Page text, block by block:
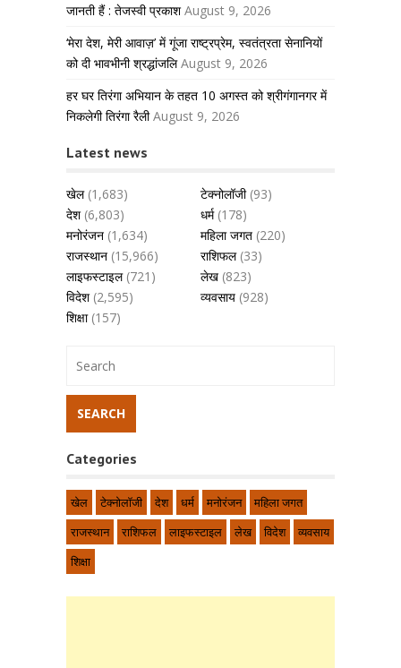
जानती हैं : तेजस्वी प्रकाश August 9, 2026
‘मेरा देश, मेरी आवाज़’ में गूंजा राष्ट्रप्रेम, स्वतंत्रता सेनानियों
को दी भावभीनी श्रद्धांजलि August 9, 2026
हर घर तिरंगा अभियान के तहत 10 अगस्त को श्रीगंगानगर में
निकलेगी तिरंगा रैली August 9, 2026
Latest news
खेल(1,683) टेक्नोलॉजी(93)
देश(6,803) धर्म(178)
मनोरंजन (1,634) महिला जगत (220)
राजस्थान (15,966) राशिफल(33)
लाइफस्टाइल(721) लेख (823)
विदेश(2,595) व्यवसाय (928)
शिक्षा(157)
Categories
खेल टेक्नोलॉजी देश धर्म मनोरंजन
महिला जगत
राजस्थान
राशिफल लाइफस्टाइल लेख विदेश
व्यवसाय
शिक्षा